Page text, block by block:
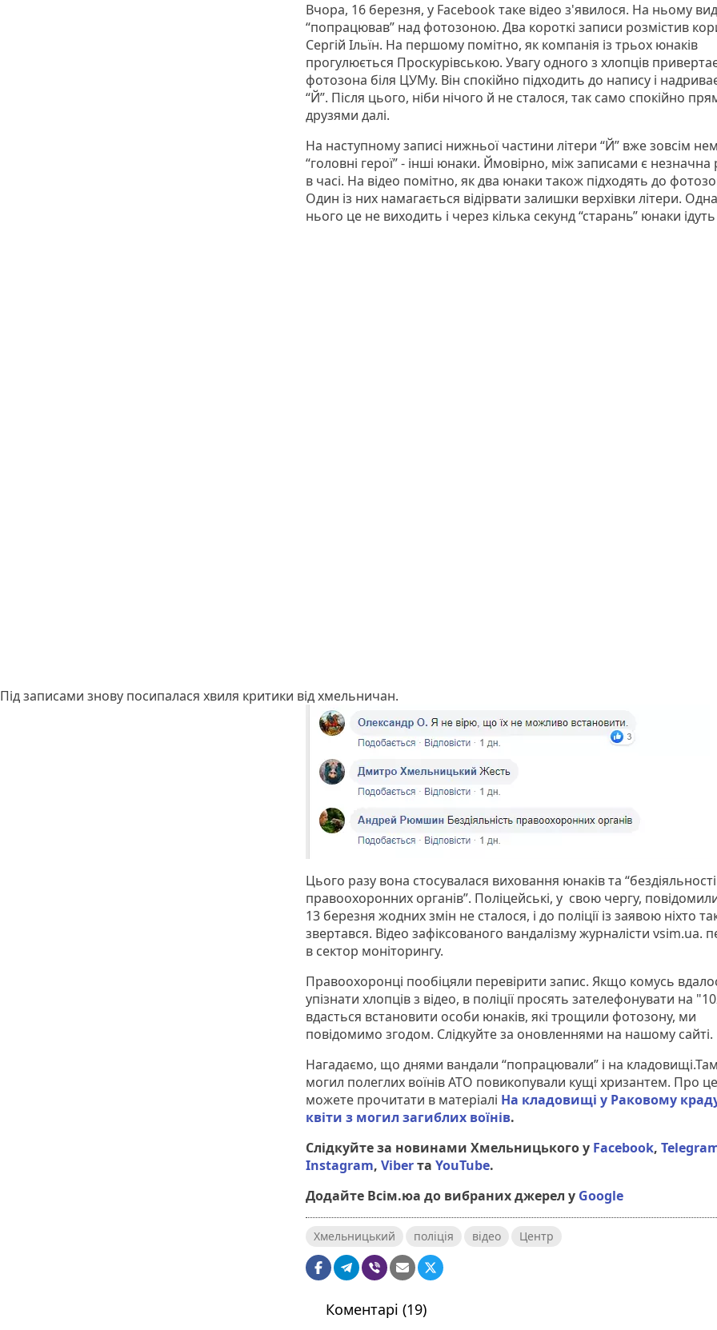
Вчора, 16 березня, у Facebook таке відео з'явилося. На ньому
“попрацював” над фотозоною. Два короткі записи розмістив
Сергій Ільїн. На першому помітно, як компанія із трьох юнаків
прогулюється Проскурівською. Увагу одного з хлопців
фотозона біля ЦУМу. Він спокійно підходить до напису і
“Й”. Після цього, ніби нічого й не сталося, так само спокійно
друзями далі.
На наступному записі нижньої частини літери “Й” вже зовсім
“головні герої” - інші юнаки. Ймовірно, між записами є незначна
в часі. На відео помітно, як два юнаки також підходять до
Один із них намагається відірвати залишки верхівки літери.
нього це не виходить і через кілька секунд “старань” юнаки
Під записами знову посипалася хвиля критики від хмельничан.
Цього разу вона стосувалася виховання юнаків та “бездіяльності
правоохоронних органів”. Поліцейські, у свою чергу,
13 березня жодних змін не сталося, і до поліції із заявою ніхто
звертався. Відео зафіксованого вандалізму журналісти vsim.ua.
в сектор моніторингу.
Правоохоронці пообіцяли перевірити запис. Якщо комусь
упізнати хлопців з відео, в поліції просять зателефонувати на
вдасться встановити особи юнаків, які трощили фотозону, ми
повідомимо згодом. Слідкуйте за оновленнями на нашому сайті.
Нагадаємо, що днями вандали “попрацювали” і на кладовищі.Там
могил полеглих воїнів АТО повикопували кущі хризантем. Про
можете прочитати в матеріалі На кладовищі у Раковому
квіти з могил загиблих воїнів.
Слідкуйте за новинами Хмельницького у Facebook,
Instagram, Viberта YouTube.
Додайте Всім.юа до вибраних джерел у Google
Хмельницький поліція відео Центр
Коментарі (19)